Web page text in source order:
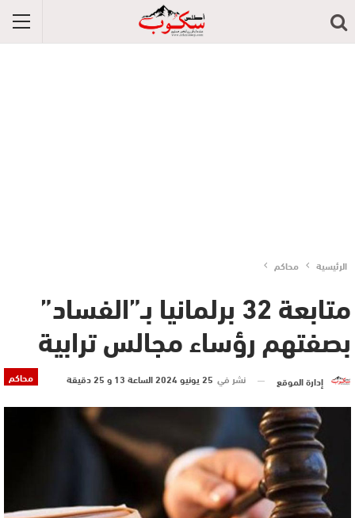
الرئيسية محاكم
متابعة 32 برلمانيا بـ”الفساد”
بصفتهم رؤساء مجالس ترابية
محاكم إدارة الموقع نشر في 25 يونيو 2024 الساعة 13 و 25 دقيقة